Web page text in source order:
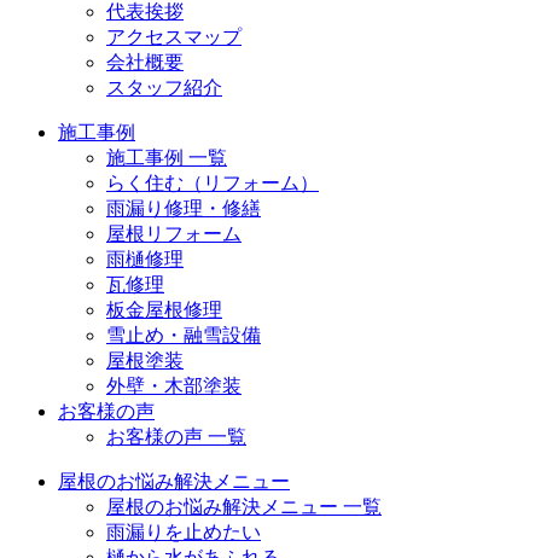
代表挨拶
アクセスマップ
会社概要
スタッフ紹介
施工事例
施工事例 一覧
らく住む（リフォーム）
雨漏り修理・修繕
屋根リフォーム
雨樋修理
瓦修理
板金屋根修理
雪止め・融雪設備
屋根塗装
外壁・木部塗装
お客様の声
お客様の声 一覧
屋根のお悩み解決メニュー
屋根のお悩み解決メニュー 一覧
雨漏りを止めたい